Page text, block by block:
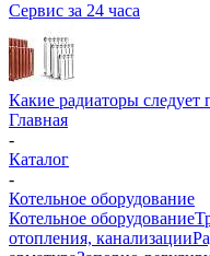
Сервис за 24 часа
Какие радиаторы следует
Главная
-
Каталог
-
Котельное оборудование
Котельное оборудование
отопления, канализации